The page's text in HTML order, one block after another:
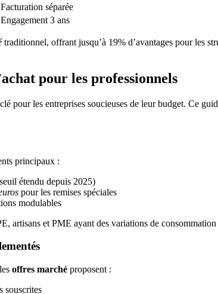
Facturation séparée
Engagement 3 ans
traditionnel, offrant jusqu’à 19% d’avantages pour les
pour les professionnels
pour les entreprises soucieuses de leur budget. Ce
principaux :
étendu depuis 2025)
pour les remises spéciales
modulables
artisans et PME ayant des variations de
offres marché proposent :
souscrites